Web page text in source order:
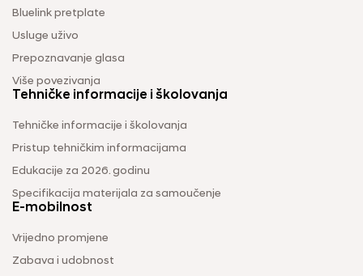
Bluelink pretplate
Usluge uživo
Prepoznavanje glasa
Više povezivanja
Tehničke informacije i školovanja
Tehničke informacije i školovanja
Pristup tehničkim informacijama
Edukacije za 2026. godinu
Specifikacija materijala za samoučenje
E-mobilnost
Vrijedno promjene
Zabava i udobnost